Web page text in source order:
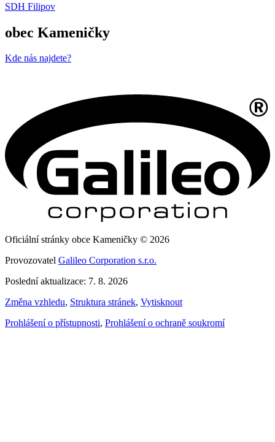
SDH Filipov
obec Kameničky
Kde nás najdete?
Oficiální stránky obce Kameničky © 2026
Provozovatel Galileo Corporation s.r.o.
Poslední aktualizace: 7. 8. 2026
Změna vzhledu, Struktura stránek, Vytisknout
Prohlášení o přístupnosti, Prohlášení o ochraně soukromí